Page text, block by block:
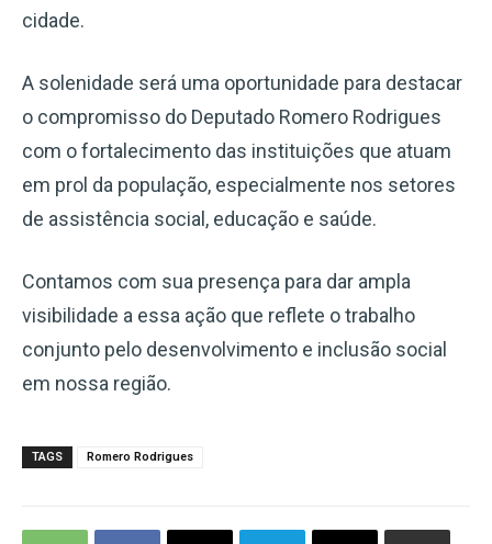
cidade.
A solenidade será uma oportunidade para destacar
o compromisso do Deputado Romero Rodrigues
com o fortalecimento das instituições que atuam
em prol da população, especialmente nos setores
de assistência social, educação e saúde.
Contamos com sua presença para dar ampla
visibilidade a essa ação que reflete o trabalho
conjunto pelo desenvolvimento e inclusão social
em nossa região.
TAGS Romero Rodrigues